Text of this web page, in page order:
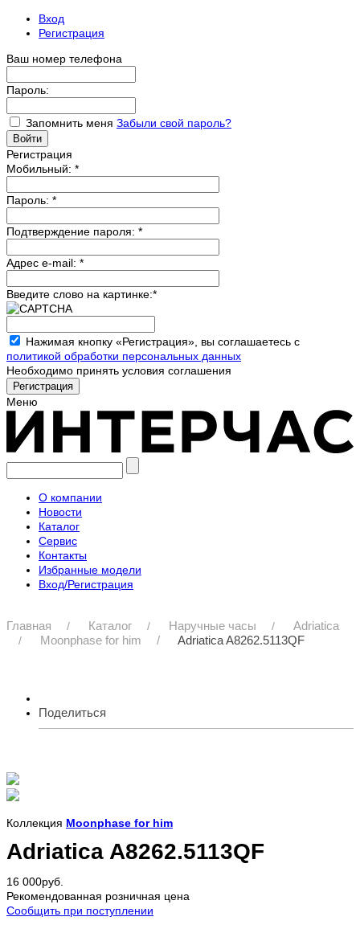
Вход
Регистрация
Ваш номер телефона
Пароль:
Запомнить меня Забыли свой пароль?
Регистрация
Мобильный: *
Пароль: *
Подтверждение пароля: *
Адрес e-mail: *
Введите слово на картинке:*
Нажимая кнопку «Регистрация», вы соглашаетесь с
политикой обработки персональных данных
Необходимо принять условия соглашения
Меню
О компании
Новости
Каталог
Сервис
Контакты
Избранные модели
Вход/Регистрация
Главная Каталог Наручные часы
Adriatica
Moonphase for him
Adriatica A8262.5113QF
Поделиться
Коллекция Moonphase for him
Adriatica A8262.5113QF
16 000руб.
Рекомендованная розничная цена
Сообщить при поступлении